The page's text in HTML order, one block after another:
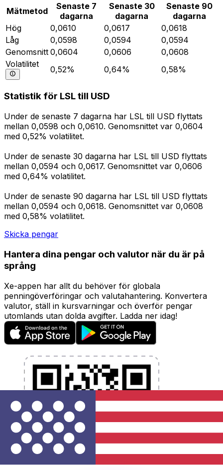
Mätmetod
Senaste 7
dagarna
Senaste 30
dagarna
Senaste 90
dagarna
Hög
0,0610 0,0617
0,0618
Låg
0,0598 0,0594
0,0594
Genomsnitt 0,0604 0,0606
0,0608
Volatilitet
0,52% 0,64% 0,58%
Statistik för LSL till USD
Under de senaste 7 dagarna har LSL till USD flyttats
mellan 0,0598 och 0,0610. Genomsnittet var 0,0604
med 0,52% volatilitet.
Under de senaste 30 dagarna har LSL till USD flyttats
mellan 0,0594 och 0,0617. Genomsnittet var 0,0606
med 0,64% volatilitet.
Under de senaste 90 dagarna har LSL till USD flyttats
mellan 0,0594 och 0,0618. Genomsnittet var 0,0608
med 0,58% volatilitet.
Skicka pengar
Hantera dina pengar och valutor när du är på
språng
Xe-appen har allt du behöver för globala
penningöverföringar och valutahantering. Konvertera
valutor, ställ in kursvarningar och överför pengar
utomlands utan dolda avgifter. Ladda ner idag!